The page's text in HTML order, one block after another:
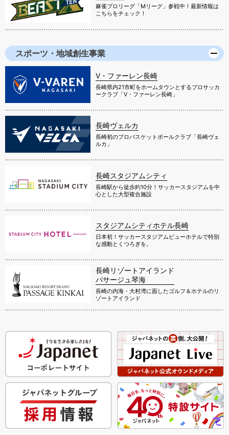
麻雀プロリーグ「Mリーグ」参戦中！最新情報は
こちらをチェック！
スポーツ・地域創生事業
V・ファーレン長崎
長崎県内21市町をホームタウンとするプロサッカ
ークラブ「V・ファーレン長崎」
長崎ヴェルカ
長崎初のプロバスケットボールクラブ「長崎ヴェ
ルカ」
長崎スタジアムシティ
長崎駅から徒歩約10分！サッカースタジアムを中
心とした大型複合施設
スタジアムシティホテル長崎
日本初！サッカースタジアムビューホテルで特別
な感動とくつろぎを。
長崎リゾートアイランド
パサージュ琴海
長崎の内海・大村湾に面したゴルフ＆ホテルのリ
ゾートアイランド